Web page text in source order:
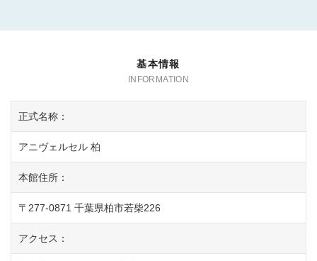
基本情報
正式名称：
アニヴェルセル 柏
本館住所：
〒277-0871 千葉県柏市若柴226
アクセス：